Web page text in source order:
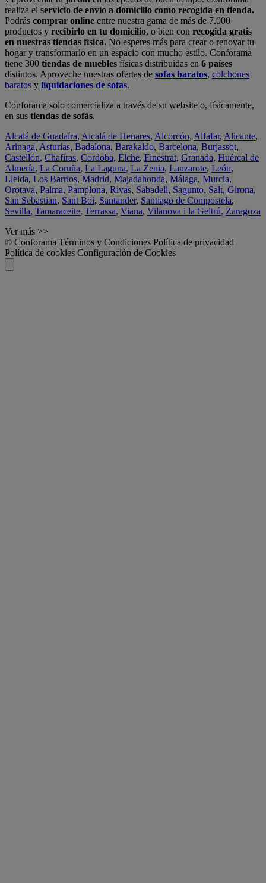
realiza el servicio de envío a domicilio como recogida en tienda.
Podrás comprar online entre nuestra gama de más de 7.000
productos y recibirlo en tu domicilio, o bien con recogida gratis
en nuestras tiendas física. No esperes más para crear o renovar tu
hogar y transformarlo en un espacio con mucho estilo. Conforama
tiene 300 tiendas de muebles físicas distribuidas en 6 países
distintos. Aproveche nuestras ofertas de sofas baratos, colchones
baratos y liquidaciones de sofas.
Conforama solo comercializa a través de su website o, físicamente,
en sus tiendas de sofás.
Alcalá de Guadaíra, Alcalá de Henares, Alcorcón, Alfafar, Alicante,
Arinaga, Asturias, Badalona, Barakaldo, Barcelona, Burjassot,
Castellón, Chafiras, Cordoba, Elche, Finestrat, Granada, Huércal de
Almería, La Coruña, La Laguna, La Zenia, Lanzarote, León,
Lleida, Los Barrios, Madrid, Majadahonda, Málaga, Murcia,
Orotava, Palma, Pamplona, Rivas, Sabadell, Sagunto, Salt, Girona,
San Sebastian, Sant Boi, Santander, Santiago de Compostela,
Sevilla, Tamaraceite, Terrassa, Viana, Vilanova i la Geltrú, Zaragoza
Ver más >>
© Conforama Términos y Condiciones Política de privacidad
Política de cookies Configuración de Cookies